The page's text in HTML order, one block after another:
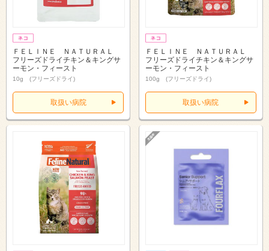
ＦＥＬＩＮＥ ＮＡＴＵＲＡＬ
フリーズドライチキン＆キングサ
ーモン・フィースト
10g (フリーズドライ)
取扱い病院
ＦＥＬＩＮＥ ＮＡＴＵＲＡＬ
フリーズドライチキン＆キングサ
ーモン・フィースト
100g (フリーズドライ)
取扱い病院